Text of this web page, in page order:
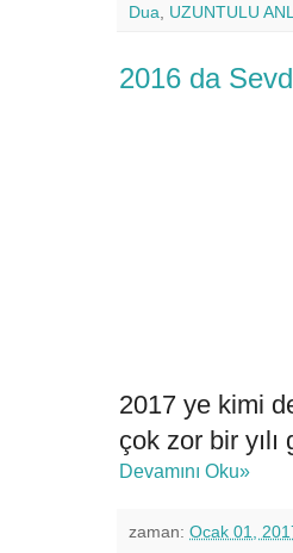
Dua
UZUNTULU
2016 da
2017 ye kimi
çok zor bir yılı
Devamını Oku»
zaman: Ocak 01,